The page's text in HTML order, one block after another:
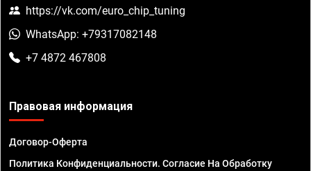
https://vk.com/euro_chip_tuning
WhatsApp: +79317082148
+7 4872 467808
Правовая информация
Договор-Оферта
Политика Конфиденциальности. Согласие На Обработку